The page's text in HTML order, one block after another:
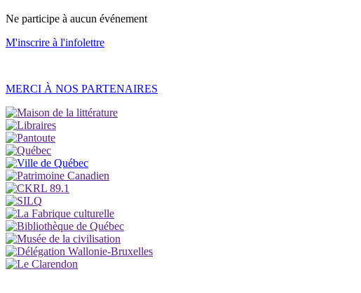
Ne participe à aucun événement
M'inscrire à l'infolettre
MERCI À NOS PARTENAIRES